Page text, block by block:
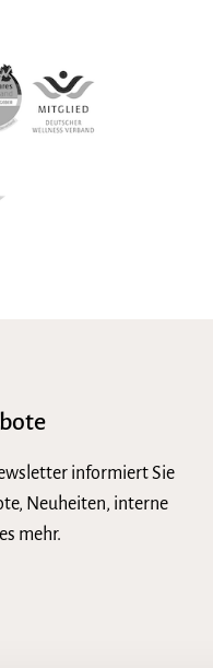
informiert Sie
Neuheiten, interne
mehr.